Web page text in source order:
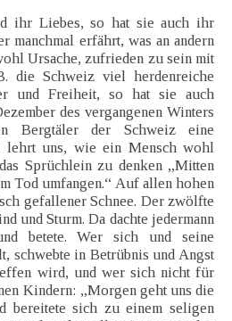
ihr Liebes, so hat sie auch ihr
manchmal erfährt, was an andern
Ursache, zufrieden zu sein mit
die Schweiz viel herdenreiche
und Freiheit, so hat sie auch
des vergangenen Winters
Bergtäler der Schweiz eine
lehrt uns, wie ein Mensch wohl
Sprüchlein zu denken „Mitten
Tod umfangen.“ Auf allen hohen
gefallener Schnee. Der zwölfte
und Sturm. Da dachte jedermann
betete. Wer sich und seine
schwebte in Betrübnis und Angst
wird, und wer sich nicht für
Kindern: „Morgen geht uns die
bereitete sich zu einem seligen